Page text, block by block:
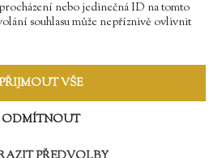
nebo jedinečná ID na tomto
souhlasu může nepříznivě ovlivnit
VŠE
ODMÍTNOUT